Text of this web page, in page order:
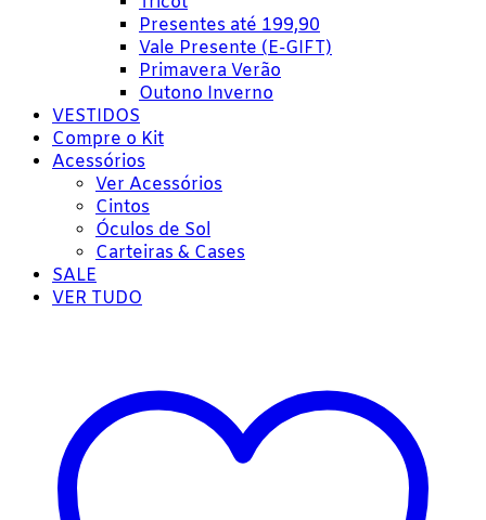
Presentes até 199,90
Vale Presente (E-GIFT)
Primavera Verão
Outono Inverno
VESTIDOS
Compre o Kit
Acessórios
Ver Acessórios
Cintos
Óculos de Sol
Carteiras & Cases
SALE
VER TUDO